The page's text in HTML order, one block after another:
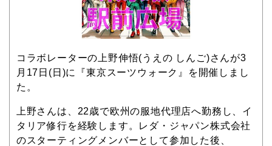
コラボレーターの上野伸悟(うえの しんご)さんが3
月17日(日)に『東京スーツウォーク』を開催しまし
た。
上野さんは、22歳で欧州の服地代理店へ勤務し、イ
タリア修行を経験します。レダ・ジャパン株式会社
のスターティングメンバーとして参加した後、